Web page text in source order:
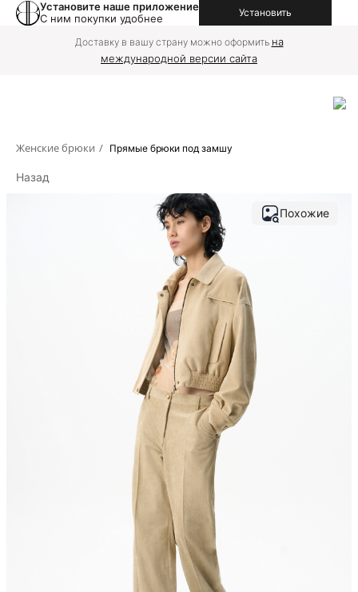
Установите наше приложение
С ним покупки удобнее
Установить
Дополнительная скидка 2% при фактической онлайн-оплате на
сайте
Женские брюки / Прямые брюки под замшу
Назад
Похожие